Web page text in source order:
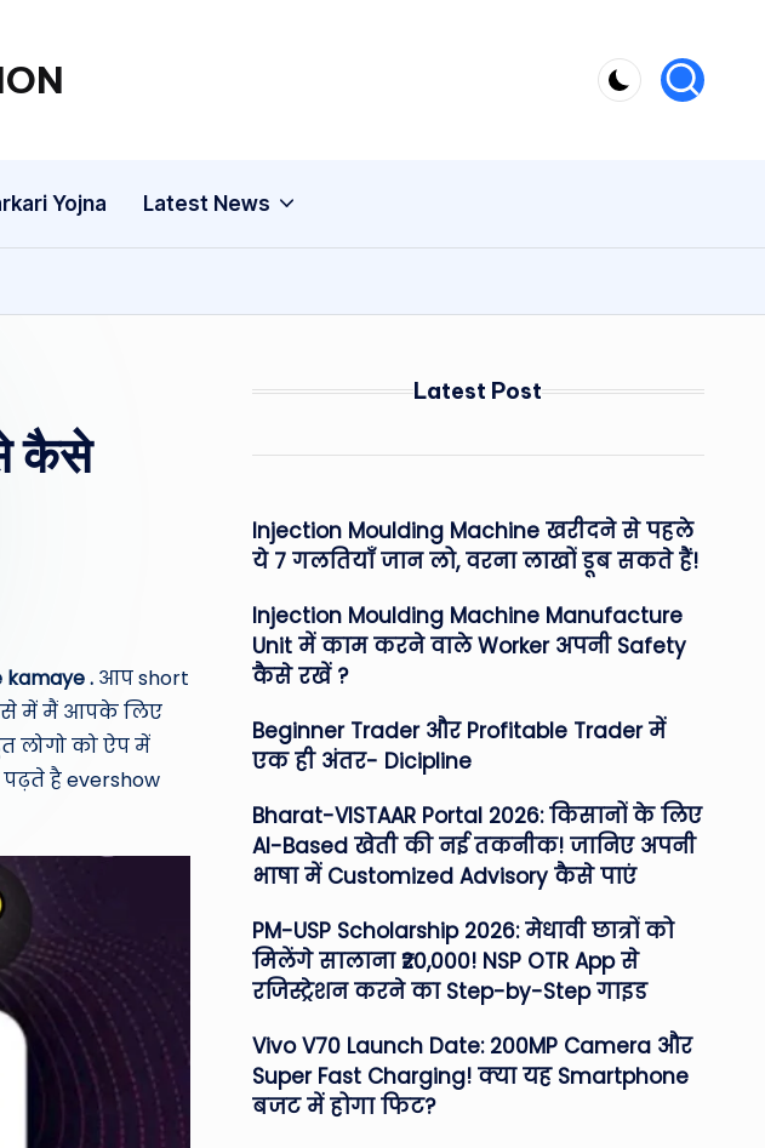
Yojna Latest News
कैसे
kamaye . आप short
ऐसे में मैं आपके लिए
लोगो को ऐप में
है evershow
Latest Post
Injection Moulding Machine खरीदने से पहले
ये 7 गलतियाँ जान लो, वरना लाखों डूब सकते हैं!
Injection Moulding Machine Manufacture
Unit में काम करने वाले Worker अपनी Safety
कैसे रखें ?
Beginner Trader और Profitable Trader में
एक ही अंतर- Dicipline
Bharat-VISTAAR Portal 2026: किसानों के लिए
AI-Based खेती की नई तकनीक! जानिए अपनी
भाषा में Customized Advisory कैसे पाएं
PM-USP Scholarship 2026: मेधावी छात्रों को
मिलेंगे सालाना ₹20,000! NSP OTR App से
रजिस्ट्रेशन करने का Step-by-Step गाइड
Vivo V70 Launch Date: 200MP Camera और
Super Fast Charging! क्या यह Smartphone
बजट में होगा फिट?